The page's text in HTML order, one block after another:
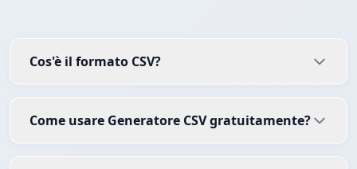
Cos'è il formato CSV?
Come usare Generatore CSV gratuitamente?